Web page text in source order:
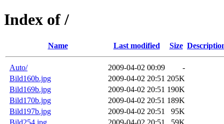
Index of /
Name Last modified Size
Auto/ 2009-04-02 00:09
-
Bild160b.jpg
2009-04-02 20:51 205K
Bild169b.jpg
2009-04-02 20:51 190K
Bild170b.jpg
2009-04-02 20:51 189K
Bild197b.jpg
2009-04-02 20:51
95K
Bild254.jpg
2009-04-02 20:51
59K